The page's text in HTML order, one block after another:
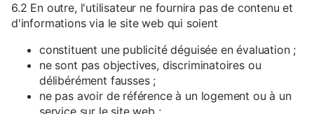
6.2 En outre, l'utilisateur ne fournira pas de contenu et
d'informations via le site web qui soient
constituent une publicité déguisée en évaluation ;
ne sont pas objectives, discriminatoires ou
délibérément fausses ;
ne pas avoir de référence à un logement ou à un